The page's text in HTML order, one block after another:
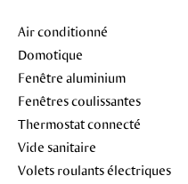
Air conditionné
Domotique
Fenêtre aluminium
Fenêtres coulissantes
Thermostat connecté
Vide sanitaire
Volets roulants électriques